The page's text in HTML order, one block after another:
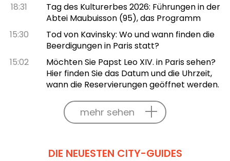
18:31
Tag des Kulturerbes 2026: Führungen in der
Abtei Maubuisson (95), das Programm
15:30
Tod von Kavinsky: Wo und wann finden die
Beerdigungen in Paris statt?
15:02
Möchten Sie Papst Leo XIV. in Paris sehen?
Hier finden Sie das Datum und die Uhrzeit,
wann die Reservierungen geöffnet werden.
mehr sehen
DIE NEUESTEN CITY-GUIDES